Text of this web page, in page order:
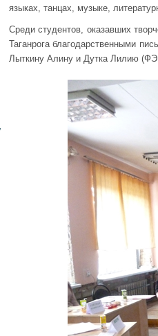
языках, танцах, музыке,
Среди студентов, оказавших
Таганрога благодарственными
Лыткину Алину и Дутка Лилию